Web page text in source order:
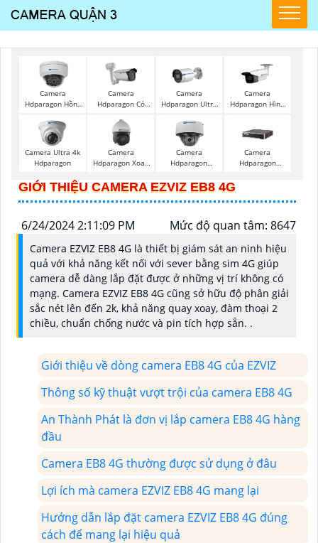
Camera
Hdparagon Hồng
Camera
Hdparagon Có
Camera
Hdparagon Ultra
Camera
Hdparagon Hình
Camera Ultra 4k
Hdparagon
Camera
Hdparagon Xoay
Camera
Hdparagon
Camera
Hdparagon
GIỚI THIỆU CAMERA EZVIZ EB8 4G
6/24/2024 2:11:09 PM Mức độ quan tâm: 8647
Camera EZVIZ EB8 4G là thiết bị giám sát an ninh hiệu
quả với khả năng kết nối với sever bằng sim 4G giúp
camera dễ dàng lắp đặt được ở những vị trí không có
mạng. Camera EZVIZ EB8 4G cũng sở hữu độ phân giải
sắc nét lên đến 2k, khả năng quay xoay, đàm thoại 2
chiều, chuẩn chống nước và pin tích hợp sẵn. .
Giới thiệu về dòng camera EB8 4G của EZVIZ
Thông số kỹ thuật vượt trội của camera EB8 4G
An Thành Phát là đơn vị lắp camera EB8 4G hàng
đầu
Camera EB8 4G thường được sử dụng ở đâu
Lợi ích mà camera EZVIZ EB8 4G mang lại
Hướng dẫn lắp đặt camera EZVIZ EB8 4G đúng
cách để mang lại hiệu quả